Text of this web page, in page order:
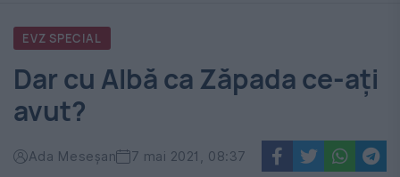
România
-
Evenimentul
Zilei
EVZ SPECIAL
Dar cu Albă ca Zăpada ce-ați
avut?
Ada Meseșan 7 mai 2021, 08:37